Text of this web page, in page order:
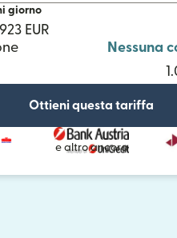
giorno
EUR
Nessuna
Ottieni questa tariffa
e altro ancora